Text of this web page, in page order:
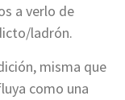
a verlo de
ladrón.
misma que
como una